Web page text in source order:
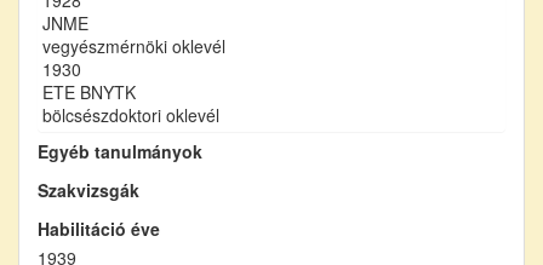
JNME
vegyészmérnöki oklevél
1930
ETE BNYTK
bölcsészdoktori oklevél
Egyéb tanulmányok
Szakvizsgák
Habilitáció éve
1939